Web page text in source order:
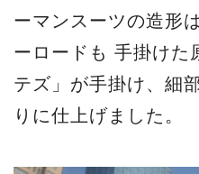
ーマンスーツの造形
ーロードも 手掛けた
テズ」が手掛け、細
りに仕上げました。